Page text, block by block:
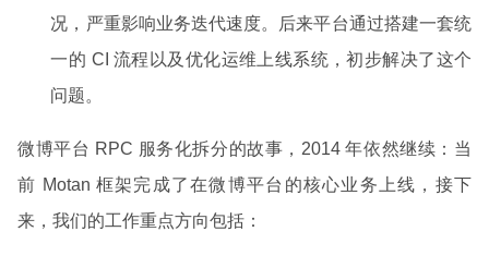
况，严重影响业务迭代速度。后来平台通过搭建一套统
一的 CI 流程以及优化运维上线系统，初步解决了这个
问题。
微博平台 RPC 服务化拆分的故事，2014 年依然继续：当
前 Motan 框架完成了在微博平台的核心业务上线，接下
来，我们的工作重点方向包括：